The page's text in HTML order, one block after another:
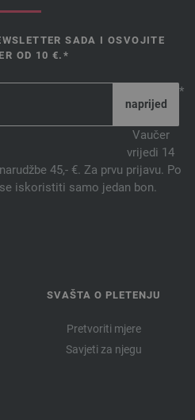
SADA I OSVOJITE
OD 10 €.*
*
Vaučer
vrijedi 14
45,- €. Za prvu prijavu. Po
iskoristiti samo jedan bon.
SVAŠTA O PLETENJU
Pretvoriti mjere
Savjeti za njegu